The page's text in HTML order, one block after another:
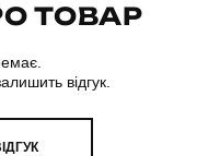
ТОВАР
відгук.